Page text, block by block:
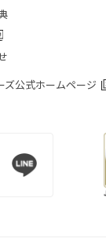
ズ公式ホームページ